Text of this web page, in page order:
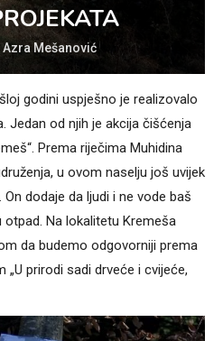
Azra Mešanović
godini uspješno je realizovalo
Jedan od njih je akcija čišćenja
Prema riječima Muhidina
u ovom naselju još uvijek
dodaje da ljudi i ne vode baš
Na lokalitetu Kremeša
da budemo odgovorniji prema
prirodi sadi drveće i cvijeće,